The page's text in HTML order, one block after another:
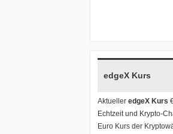
edgeX Kurs
Aktueller edgeX Kurs
Echtzeit und Krypto-
Euro Kurs der